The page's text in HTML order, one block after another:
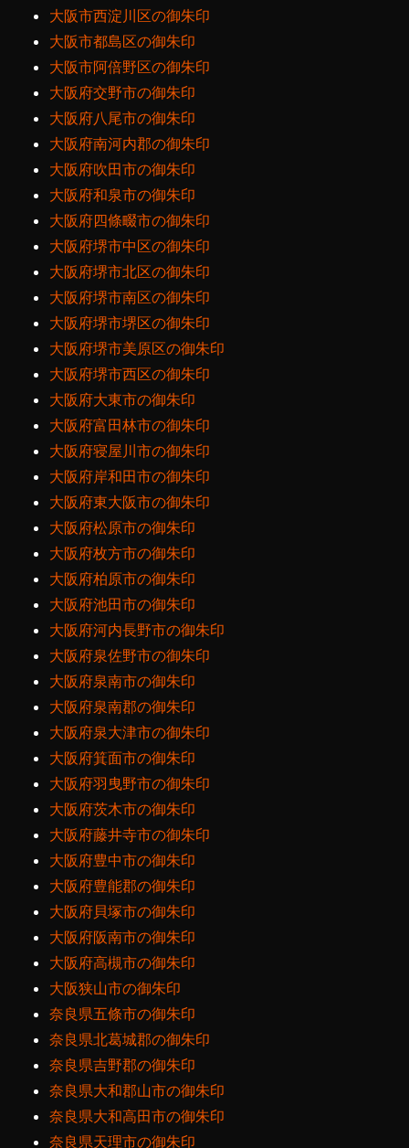
大阪市西淀川区の御朱印
大阪市都島区の御朱印
大阪市阿倍野区の御朱印
大阪府交野市の御朱印
大阪府八尾市の御朱印
大阪府南河内郡の御朱印
大阪府吹田市の御朱印
大阪府和泉市の御朱印
大阪府四條畷市の御朱印
大阪府堺市中区の御朱印
大阪府堺市北区の御朱印
大阪府堺市南区の御朱印
大阪府堺市堺区の御朱印
大阪府堺市美原区の御朱印
大阪府堺市西区の御朱印
大阪府大東市の御朱印
大阪府富田林市の御朱印
大阪府寝屋川市の御朱印
大阪府岸和田市の御朱印
大阪府東大阪市の御朱印
大阪府松原市の御朱印
大阪府枚方市の御朱印
大阪府柏原市の御朱印
大阪府池田市の御朱印
大阪府河内長野市の御朱印
大阪府泉佐野市の御朱印
大阪府泉南市の御朱印
大阪府泉南郡の御朱印
大阪府泉大津市の御朱印
大阪府箕面市の御朱印
大阪府羽曳野市の御朱印
大阪府茨木市の御朱印
大阪府藤井寺市の御朱印
大阪府豊中市の御朱印
大阪府豊能郡の御朱印
大阪府貝塚市の御朱印
大阪府阪南市の御朱印
大阪府高槻市の御朱印
大阪狭山市の御朱印
奈良県五條市の御朱印
奈良県北葛城郡の御朱印
奈良県吉野郡の御朱印
奈良県大和郡山市の御朱印
奈良県大和高田市の御朱印
奈良県天理市の御朱印